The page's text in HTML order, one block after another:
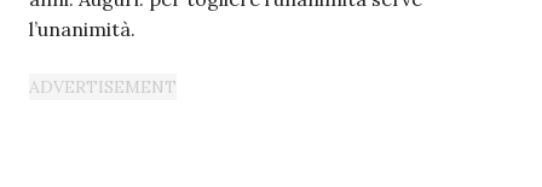
l’unanimità.